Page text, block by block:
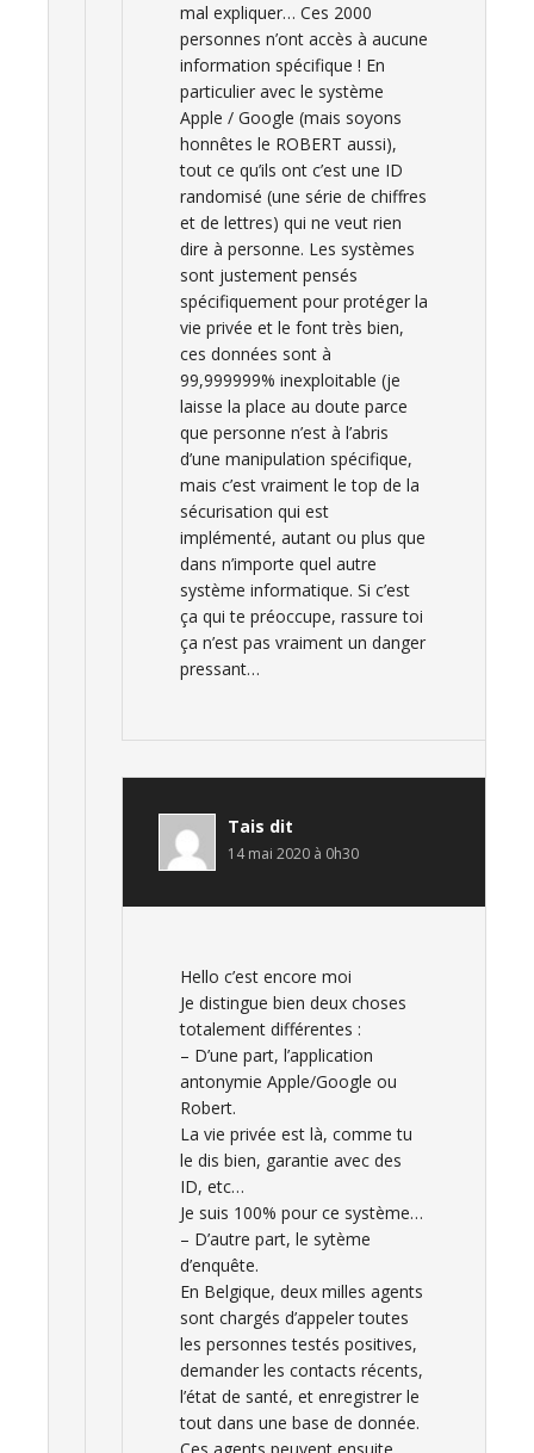
mal expliquer… Ces 2000
personnes n’ont accès à aucune
information spécifique ! En
particulier avec le système
Apple / Google (mais soyons
honnêtes le ROBERT aussi),
tout ce qu’ils ont c’est une ID
randomisé (une série de chiffres
et de lettres) qui ne veut rien
dire à personne. Les systèmes
sont justement pensés
spécifiquement pour protéger la
vie privée et le font très bien,
ces données sont à
99,999999% inexploitable (je
laisse la place au doute parce
que personne n’est à l’abris
d’une manipulation spécifique,
mais c’est vraiment le top de la
sécurisation qui est
implémenté, autant ou plus que
dans n’importe quel autre
système informatique. Si c’est
ça qui te préoccupe, rassure toi
ça n’est pas vraiment un danger
pressant…
Tais dit
14 mai 2020 à 0h30
Hello c’est encore moi
Je distingue bien deux choses
totalement différentes :
– D’une part, l’application
antonymie Apple/Google ou
Robert.
La vie privée est là, comme tu
le dis bien, garantie avec des
ID, etc…
Je suis 100% pour ce système…
– D’autre part, le sytème
d’enquête.
En Belgique, deux milles agents
sont chargés d’appeler toutes
les personnes testés positives,
demander les contacts récents,
l’état de santé, et enregistrer le
tout dans une base de donnée.